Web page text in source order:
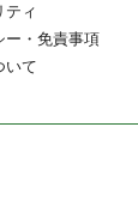
ティ
ー・免責事項
いて